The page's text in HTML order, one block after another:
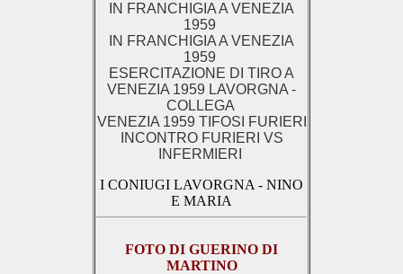
IN FRANCHIGIA A VENEZIA
1959
IN FRANCHIGIA A VENEZIA
1959
ESERCITAZIONE DI TIRO A
VENEZIA 1959 LAVORGNA -
COLLEGA
VENEZIA 1959 TIFOSI FURIERI
INCONTRO FURIERI VS
INFERMIERI
I CONIUGI LAVORGNA - NINO
E MARIA
FOTO DI GUERINO DI
MARTINO